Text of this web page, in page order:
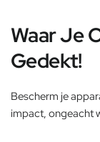
Waar Je
Gedekt!
Bescherm je
impact, ongeacht